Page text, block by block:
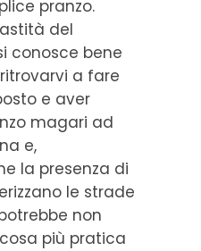
pranzo.
del
conosce bene
a fare
e aver
magari ad
e,
la presenza di
le strade
non
più pratica